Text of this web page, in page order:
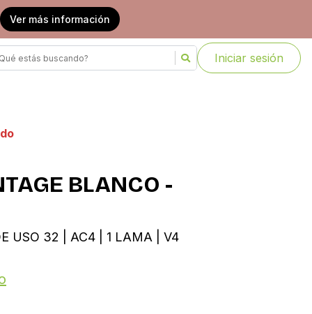
Ver más información
Iniciar sesión
BLANCO -
USO 32 | AC4 | 1 LAMA | V4